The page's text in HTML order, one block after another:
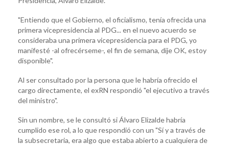
"Entiendo que el Gobierno, el oficialismo, tenía ofrecida una
primera vicepresidencia al PDG... en el nuevo acuerdo se
consideraba una primera vicepresidencia para el PDG, yo
manifesté -al ofrecérseme-, el fin de semana, dije OK, estoy
disponible".
Al ser consultado por la persona que le habría ofrecido el
cargo directamente, el exRN respondió "el ejecutivo a través
del ministro".
Sin un nombre, se le consultó si Álvaro Elizalde habría
cumplido ese rol, a lo que respondió con un "Sí y a través de
la subsecretaria, era algo que estaba abierto a cualquiera de